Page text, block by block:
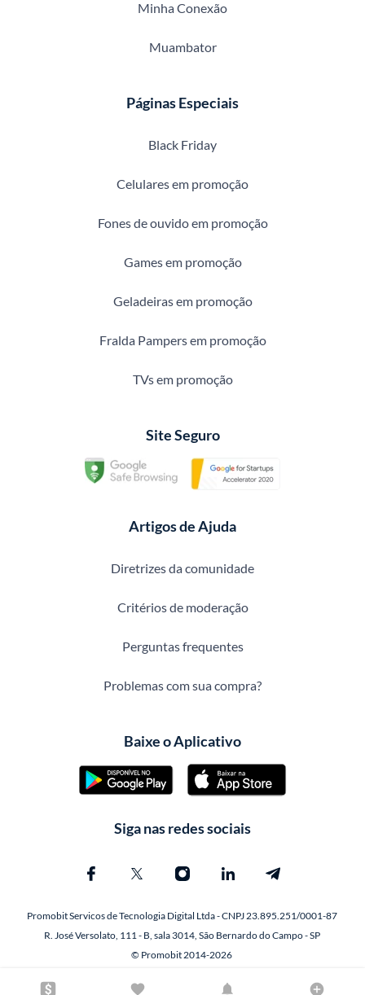
Minha Conexão
Muambator
Páginas Especiais
Black Friday
Celulares em promoção
Fones de ouvido em promoção
Games em promoção
Geladeiras em promoção
Fralda Pampers em promoção
TVs em promoção
Site Seguro
Artigos de Ajuda
Diretrizes da comunidade
Critérios de moderação
Perguntas frequentes
Problemas com sua compra?
Baixe o Aplicativo
Siga nas redes sociais
Promobit Servicos de Tecnologia Digital Ltda - CNPJ 23.895.251/0001-87
R. José Versolato, 111 - B, sala 3014, São Bernardo do Campo - SP
© Promobit 2014-2026